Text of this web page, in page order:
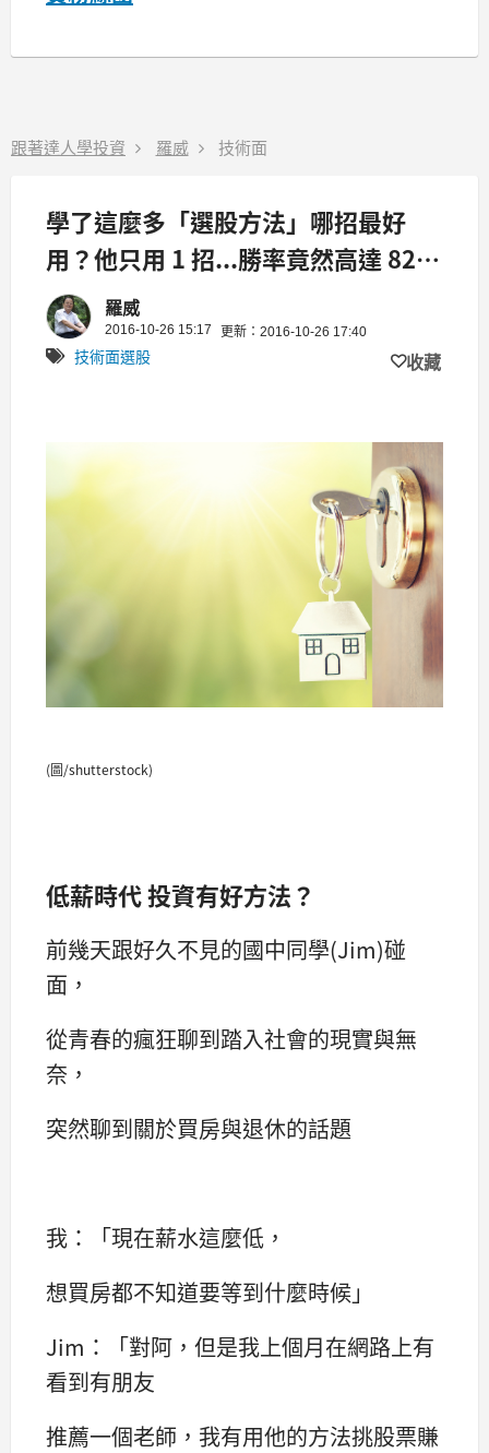
跟著達人學投資 羅威 技術面
學了這麼多「選股方法」哪招最好
用？他只用 1 招...勝率竟然高達 82
%！！羅威
2016-10-26 15:17 更新：2016-10-26 17:40
技術面選股 收藏
(圖/shutterstock)
低薪時代 投資有好方法？
前幾天跟好久不見的國中同學(Jim)碰
面，
從青春的瘋狂聊到踏入社會的現實與無
奈，
突然聊到關於買房與退休的話題
我：「現在薪水這麼低，
想買房都不知道要等到什麼時候」
Jim：「對阿，但是我上個月在網路上有
看到有朋友
推薦一個老師，我有用他的方法挑股票賺